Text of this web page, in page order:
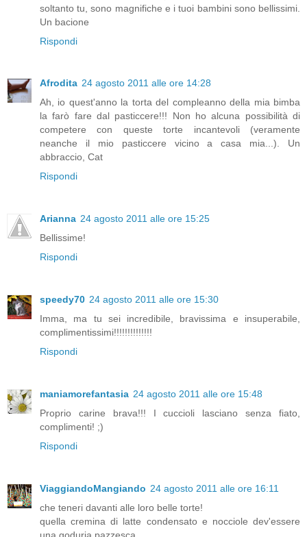
soltanto tu, sono magnifiche e i tuoi bambini sono bellissimi.
Un bacione
Rispondi
Afrodita 24 agosto 2011 alle ore 14:28
Ah, io quest'anno la torta del compleanno della mia bimba
la farò fare dal pasticcere!!! Non ho alcuna possibilità di
competere con queste torte incantevoli (veramente
neanche il mio pasticcere vicino a casa mia...). Un
abbraccio, Cat
Rispondi
Arianna 24 agosto 2011 alle ore 15:25
Bellissime!
Rispondi
speedy70 24 agosto 2011 alle ore 15:30
Imma, ma tu sei incredibile, bravissima e insuperabile,
complimentissimi!!!!!!!!!!!!!!
Rispondi
maniamorefantasia 24 agosto 2011 alle ore 15:48
Proprio carine brava!!! I cuccioli lasciano senza fiato,
complimenti! ;)
Rispondi
ViaggiandoMangiando 24 agosto 2011 alle ore 16:11
che teneri davanti alle loro belle torte!
quella cremina di latte condensato e nocciole dev'essere